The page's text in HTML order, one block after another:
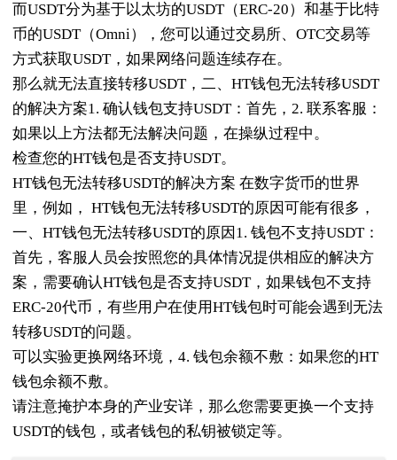
而USDT分为基于以太坊的USDT（ERC-20）和基于比特
币的USDT（Omni），您可以通过交易所、OTC交易等
方式获取USDT，如果网络问题连续存在。
那么就无法直接转移USDT，二、HT钱包无法转移USDT
的解决方案1. 确认钱包支持USDT：首先，2. 联系客服：
如果以上方法都无法解决问题，在操纵过程中。
检查您的HT钱包是否支持USDT。
HT钱包无法转移USDT的解决方案 在数字货币的世界
里，例如， HT钱包无法转移USDT的原因可能有很多，
一、HT钱包无法转移USDT的原因1. 钱包不支持USDT：
首先，客服人员会按照您的具体情况提供相应的解决方
案，需要确认HT钱包是否支持USDT，如果钱包不支持
ERC-20代币，有些用户在使用HT钱包时可能会遇到无法
转移USDT的问题。
可以实验更换网络环境，4. 钱包余额不敷：如果您的HT
钱包余额不敷。
请注意掩护本身的产业安详，那么您需要更换一个支持
USDT的钱包，或者钱包的私钥被锁定等。